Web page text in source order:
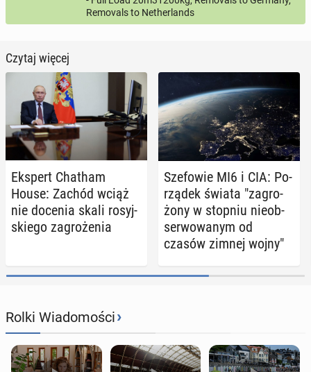
Removals to Netherlands
Czytaj więcej
Ekspert Chatham
House: Zachód wciąż
nie docenia skali ro­syj­
skie­go za­gro­że­nia
Sze­fo­wie MI6 i CIA: Po­
rzą­dek świata "za­gro­
żo­ny w stopniu nie­ob­
ser­wo­wa­nym od
czasów zimnej wojny"
Rolki Wiadomości›